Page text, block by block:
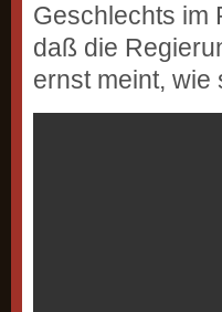
Geschlechts im
daß die
ernst meint, wie